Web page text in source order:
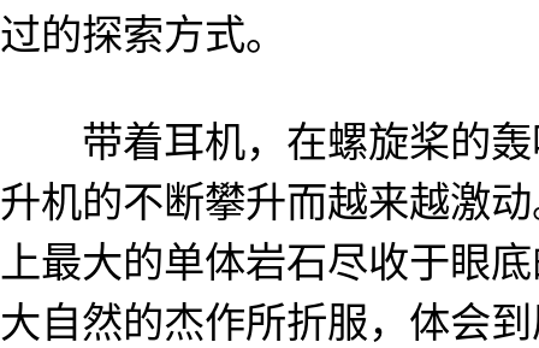
过的探索方式。
带着耳机，在螺旋桨的轰
升机的不断攀升而越来越激
上最大的单体岩石尽收于眼
大自然的杰作所折服，体会